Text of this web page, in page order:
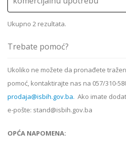
Ukupno 2 rezultata.
Trebate pomoć?
Ukoliko ne možete da pronađete
pomoć, kontaktirajte nas na 057/310-
prodaja@isbih.gov.ba. Ako imate
e-pošte: stand@isbih.gov.ba
OPĆA NAPOMENA: